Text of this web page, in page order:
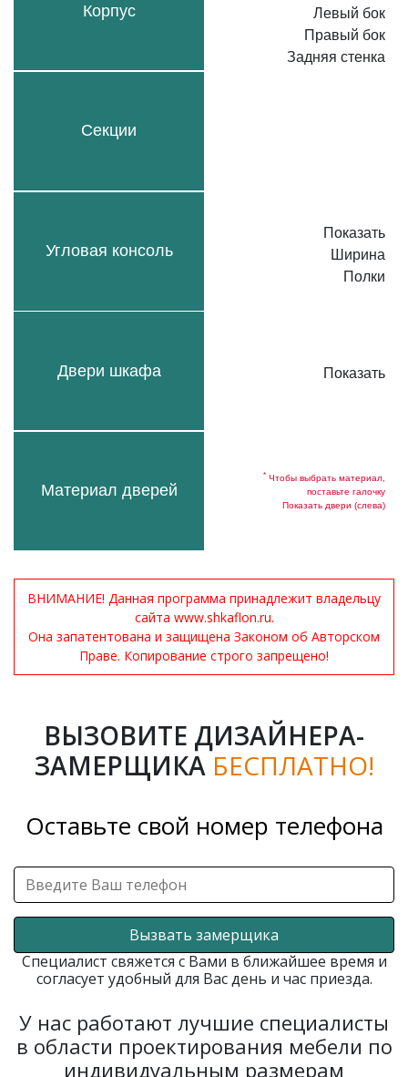
Корпус
Секции
Угловая консоль
Двери шкафа
Материал дверей
Левый бок
Правый бок
Задняя стенка
Показать
Ширина
Полки
Показать
* Чтобы выбрать материал,
поставьте галочку
Показать двери (слева)
ВНИМАНИЕ! Данная программа принадлежит владельцу
сайта www.shkaflon.ru.
Она запатентована и защищена Законом об Авторском
Праве. Копирование строго запрещено!
ВЫЗОВИТЕ ДИЗАЙНЕРА-
ЗАМЕРЩИКА БЕСПЛАТНО!
Оставьте свой номер телефона
Вызвать замерщика
Специалист свяжется с Вами в ближайшее время и
согласует удобный для Вас день и час приезда.
У нас работают лучшие специалисты
в области проектирования мебели по
индивидуальным размерам